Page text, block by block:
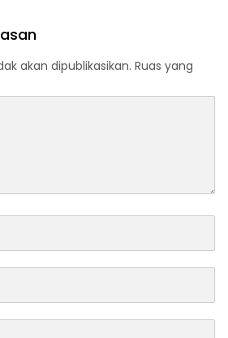
Konsolidasi Pemenangan
Jilid 2, Gerindra Optimis
Pilwali Kota Mojokerto
akan dipublikasikan. Ruas yang